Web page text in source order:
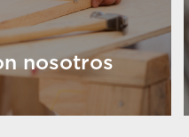
nosotros